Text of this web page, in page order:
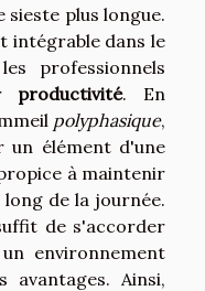
sieste plus longue.
intégrable dans le
professionnels
productivité. En
polyphasique,
un élément d'une
à maintenir
de la journée.
de s'accorder
environnement
avantages. Ainsi,